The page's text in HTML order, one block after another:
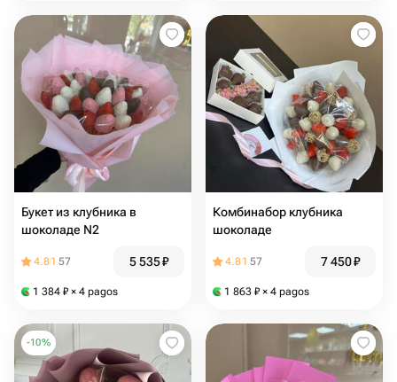
Букет из клубника в
шоколаде N2
4.81 57 5 535₽
1 384 ₽ × 4 pagos
Комбинабор клубника
шоколаде
4.81 57 7 450₽
1 863 ₽ × 4 pagos
-10%